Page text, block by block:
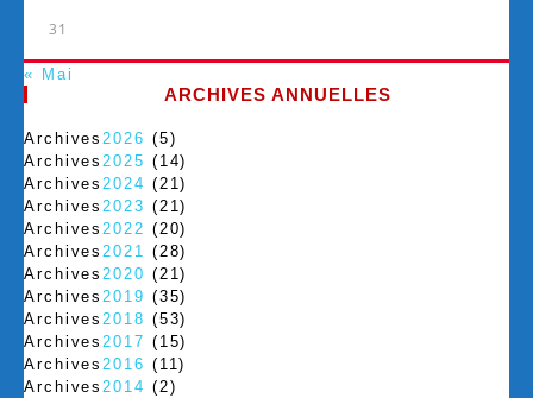
31
« Mai
ARCHIVES ANNUELLES
Archives2026 (5)
Archives2025 (14)
Archives2024 (21)
Archives2023 (21)
Archives2022 (20)
Archives2021 (28)
Archives2020 (21)
Archives2019 (35)
Archives2018 (53)
Archives2017 (15)
Archives2016 (11)
Archives2014 (2)